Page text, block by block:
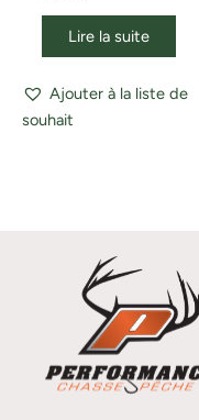
Lire la suite
Ajouter à la liste de
souhait